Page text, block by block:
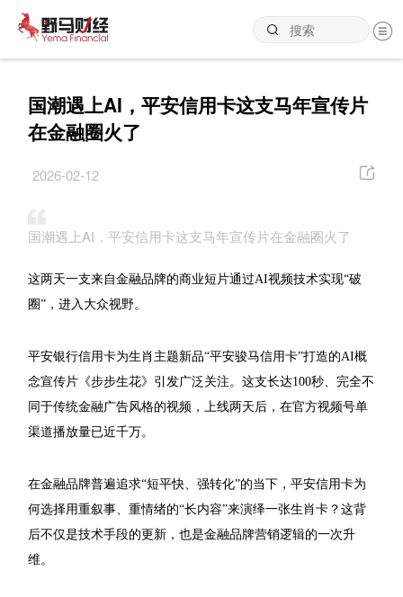
国潮遇上AI，平安信用卡这支马年宣传片
在金融圈火了
2026-02-12
国潮遇上AI，平安信用卡这支马年宣传片在金融圈火了
这两天一支来自金融品牌的商业短片通过AI视频技术实现“破
圈”，进入大众视野。
平安银行信用卡为生肖主题新品“平安骏马信用卡”打造的AI概
念宣传片《步步生花》引发广泛关注。这支长达100秒、完全不
同于传统金融广告风格的视频，上线两天后，在官方视频号单
渠道播放量已近千万。
在金融品牌普遍追求“短平快、强转化”的当下，平安信用卡为
何选择用重叙事、重情绪的“长内容”来演绎一张生肖卡？这背
后不仅是技术手段的更新，也是金融品牌营销逻辑的一次升
维。